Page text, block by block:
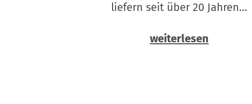
liefern seit über 20 Jahren…
weiterlesen